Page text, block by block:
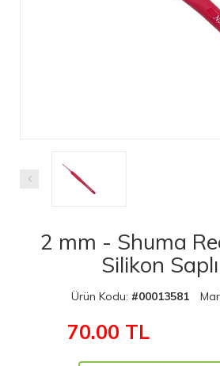
2 mm - Shuma
Silikon Saplı
Ürün Kodu: #00013581
70.00 TL